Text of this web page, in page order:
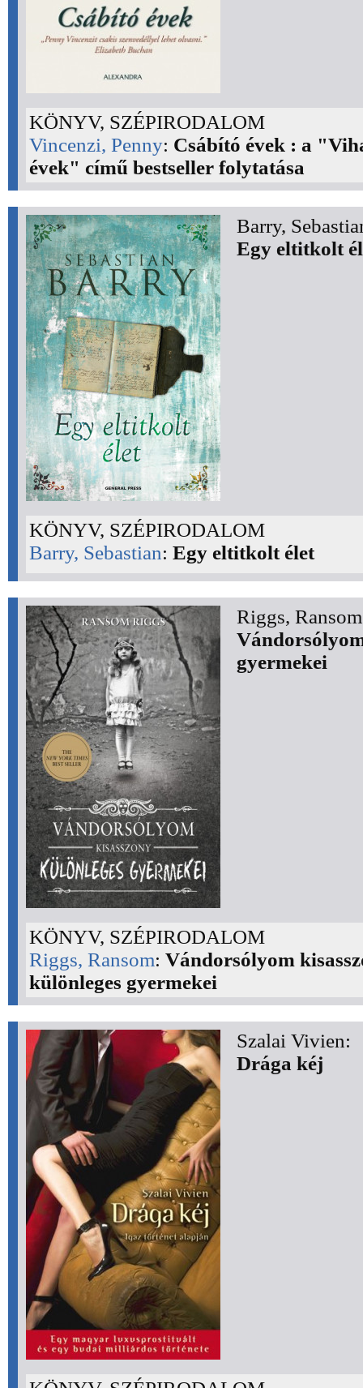
KÖNYV, SZÉPIRODALOM
Vincenzi, Penny: Csábító évek : a
évek" című bestseller folytatása
Barry,
Egy eltitkolt
KÖNYV, SZÉPIRODALOM
Barry, Sebastian: Egy eltitkolt élet
Riggs,
gyermekei
KÖNYV, SZÉPIRODALOM
Riggs, Ransom: Vándorsólyom
különleges gyermekei
Szalai Vivien:
Drága kéj